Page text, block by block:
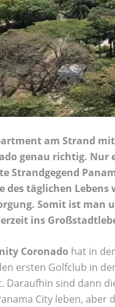
am Strand
genau richtig. Nur
Strandgegend
des täglichen
Somit ist man
ins
Coronado hat in
ersten Golfclub in
Daraufhin sind dann
City leben,